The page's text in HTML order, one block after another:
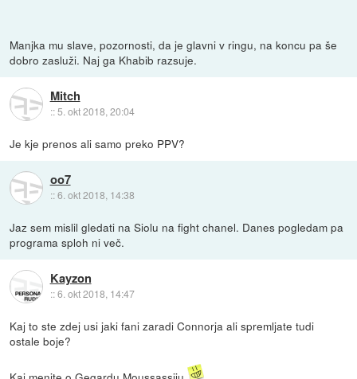
Manjka mu slave, pozornosti, da je glavni v ringu, na koncu pa še
dobro zasluži. Naj ga Khabib razsuje.
Mitch
::5. okt 2018, 20:04
Je kje prenos ali samo preko PPV?
oo7
::6. okt 2018, 14:38
Jaz sem mislil gledati na Siolu na fight chanel. Danes pogledam pa
programa sploh ni več.
Kayzon
::6. okt 2018, 14:47
Kaj to ste zdej usi jaki fani zaradi Connorja ali spremljate tudi
ostale boje?